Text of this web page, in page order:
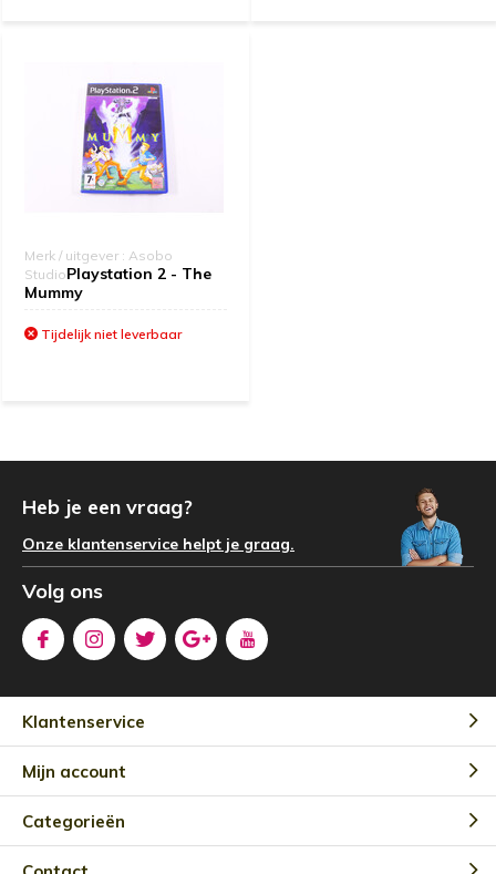
Merk / uitgever : Asobo
StudioPlaystation 2 - The
Mummy
Tijdelijk niet leverbaar
Heb je een vraag?
Onze klantenservice helpt je graag.
Volg ons
Klantenservice
Mijn account
Categorieën